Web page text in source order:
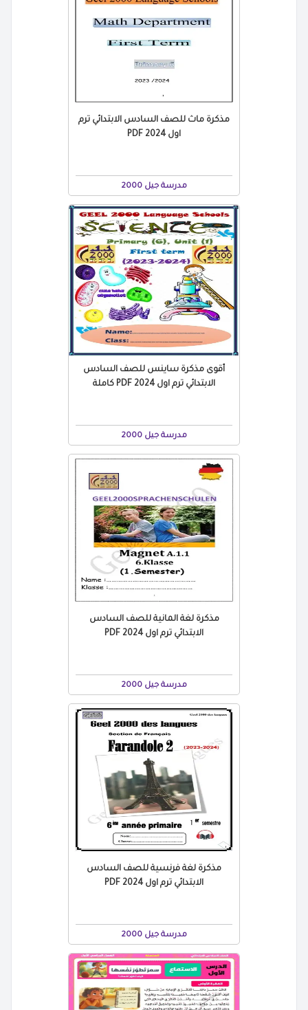
مذكرة ماث للصف السادس الابتدائي ترم
اول 2024 PDF
مدرسة جيل 2000
أقوى مذكرة ساينس للصف السادس
الابتدائي ترم اول 2024 PDF كاملة
مدرسة جيل 2000
مذكرة لغة المانية للصف السادس
الابتدائي ترم اول 2024 PDF
مدرسة جيل 2000
مذكرة لغة فرنسية للصف السادس
الابتدائي ترم اول 2024 PDF
مدرسة جيل 2000